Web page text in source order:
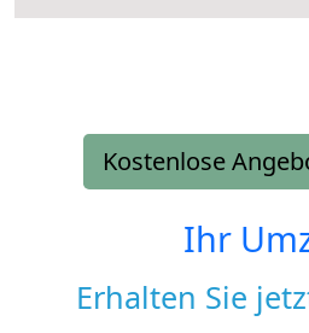
Kostenlose
Ihr
Erhalten Sie